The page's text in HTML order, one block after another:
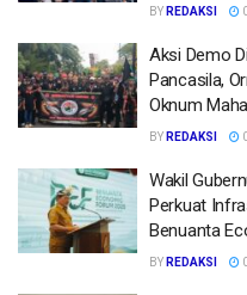
BY REDAKSI
Aksi Demo
Pancasila,
Oknum
BY REDAKSI
Wakil
Perkuat
Benuanta
BY REDAKSI